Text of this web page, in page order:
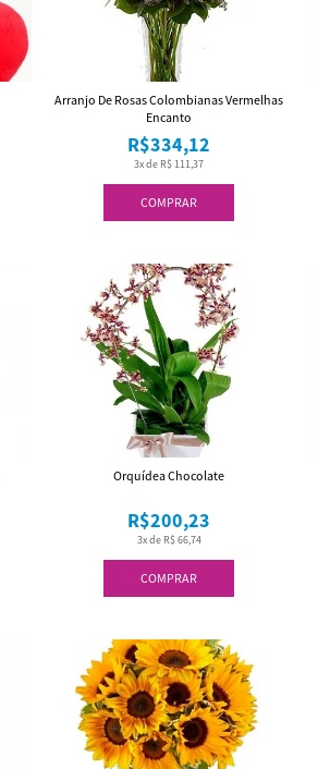
COMPRAR
3x de R$ 111,37
R$334,12
Arranjo De Rosas Colombianas Vermelhas
Encanto
COMPRAR
3x de R$ 66,74
R$200,23
Orquídea Chocolate